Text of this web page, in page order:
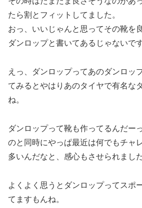
たら割とフィットしてました。
おっ、いいじゃんと思ってその靴を
ダンロップと書いてあるじゃないです
えっ、ダンロップってあのダンロッ
てみるとやはりあのタイヤで有名な
ね。
ダンロップって靴も作ってるんだー
のと同時にやっぱ最近は何でもチャ
多いんだなと、感心もさせられました
よくよく思うとダンロップってスポ
てますもんね。